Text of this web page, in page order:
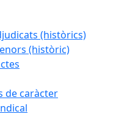
(històrics)
(històric)
de caràcter